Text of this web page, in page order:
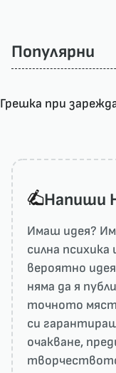
Популярни
Грешка при
Напиши
Имаш идея?
силна
вероятно
няма да я
точното
си
очакване,